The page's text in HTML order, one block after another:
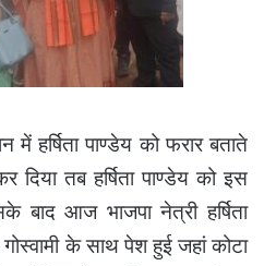
हर्षिता पाण्डेय को फरार बताते
दिया तब हर्षिता पाण्डेय को इस
बाद आज भाजपा नेत्री हर्षिता
के साथ पेश हुई जहां कोटा